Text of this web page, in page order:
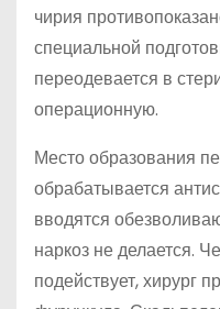
чирия
специальной
переодевается в
операционную.
Место образования
обрабатывается
вводятся
наркоз не делается.
подействует, хирург